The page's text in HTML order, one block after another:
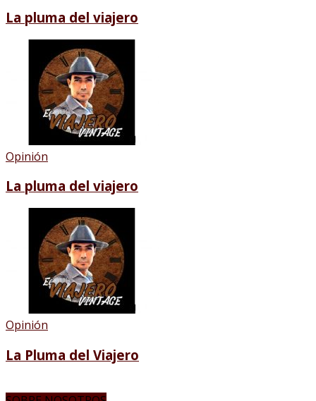
La pluma del viajero
Opinión
La pluma del viajero
Opinión
La Pluma del Viajero